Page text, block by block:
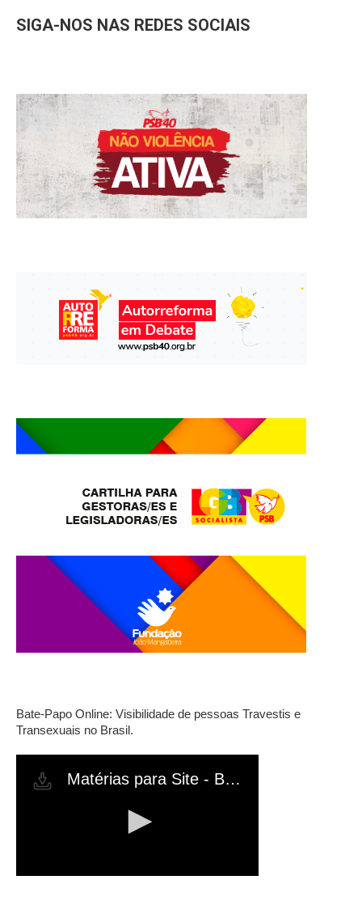
SIGA-NOS NAS REDES SOCIAIS
Bate-Papo Online: Visibilidade de pessoas Travestis e
Transexuais no Brasil.